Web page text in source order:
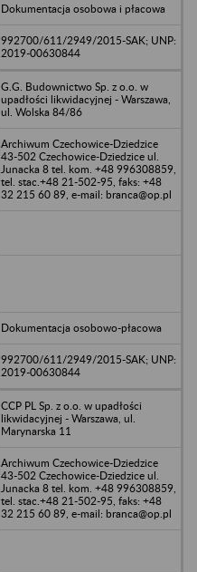
Dokumentacja osobowa i płacowa
992700/611/2949/2015-SAK; UNP:
2019-00630844
G.G. Budownictwo Sp. z o.o. w
upadłości likwidacyjnej - Warszawa,
ul. Wolska 84/86
Archiwum Czechowice-Dziedzice
43-502 Czechowice-Dziedzice ul.
Junacka 8 tel. kom. +48 996308859,
tel. stac.+48 21-502-95, faks: +48
32 215 60 89, e-mail: branca@op.pl
Dokumentacja osobowo-płacowa
992700/611/2949/2015-SAK; UNP:
2019-00630844
CCP PL Sp. z o.o. w upadłości
likwidacyjnej - Warszawa, ul.
Marynarska 11
Archiwum Czechowice-Dziedzice
43-502 Czechowice-Dziedzice ul.
Junacka 8 tel. kom. +48 996308859,
tel. stac.+48 21-502-95, faks: +48
32 215 60 89, e-mail: branca@op.pl